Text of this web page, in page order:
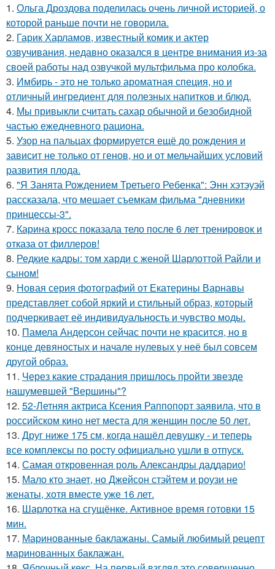
1. Ольга Дроздова поделилась очень личной историей, о
которой раньше почти не говорила.
2. Гарик Харламов, известный комик и актер
озвучивания, недавно оказался в центре внимания из-за
своей работы над озвучкой мультфильма про колобка.
3. Имбирь - это не только ароматная специя, но и
отличный ингредиент для полезных напитков и блюд.
4. Мы привыкли считать сахар обычной и безобидной
частью ежедневного рациона.
5. Узор на пальцах формируется ещё до рождения и
зависит не только от генов, но и от мельчайших условий
развития плода.
6. "Я Занята Рождением Третьего Ребенка": Энн хэтэуэй
рассказала, что мешает съемкам фильма "дневники
принцессы-3".
7. Карина кросс показала тело после 6 лет тренировок и
отказа от филлеров!
8. Редкие кадры: том харди с женой Шарлоттой Райли и
сыном!
9. Новая серия фотографий от Екатерины Варнавы
представляет собой яркий и стильный образ, который
подчеркивает её индивидуальность и чувство моды.
10. Памела Андерсон сейчас почти не красится, но в
конце девяностых и начале нулевых у неё был совсем
другой образ.
11. Через какие страдания пришлось пройти звезде
нашумевшей "Вершины"?
12. 52-Летняя актриса Ксения Раппопорт заявила, что в
российском кино нет места для женщин после 50 лет.
13. Друг ниже 175 см, когда нашёл девушку - и теперь
все комплексы по росту официально ушли в отпуск.
14. Самая откровенная роль Александры даддарио!
15. Мало кто знает, но Джейсон стэйтем и роузи не
женаты, хотя вместе уже 16 лет.
16. Шарлотка на сгущёнке. Активное время готовки 15
мин.
17. Маринованные баклажаны. Самый любимый рецепт
маринованных баклажан.